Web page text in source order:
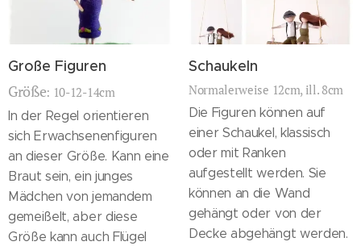
Große Figuren
Größe: 10-12-14cm
In der Regel orientieren
sich Erwachsenenfiguren
an dieser Größe. Kann eine
Braut sein, ein junges
Mädchen von jemandem
gemeißelt, aber diese
Größe kann auch Flügel
Schaukeln
Normalerweise 12cm, ill. 8cm
Die Figuren können auf
einer Schaukel, klassisch
oder mit Ranken
aufgestellt werden. Sie
können an die Wand
gehängt oder von der
Decke abgehängt werden.